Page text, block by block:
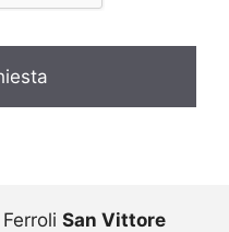
San Vittore